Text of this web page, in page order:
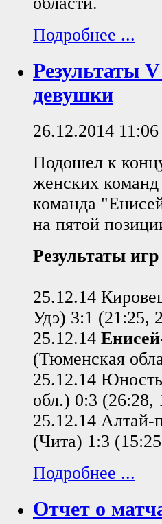
Подробнее ...
Результаты
девушки
26.12.2014 11:06
Подошел к
женских
команда
на пятой
Результаты
25.12.14
Удэ) 3:1 (21:25,
25.12.14
(Тюменская
25.12.14
обл.) 0:3 (26:28,
25.12.14 Алтай-
(Чита) 1:3
Подробнее ...
Отчет о